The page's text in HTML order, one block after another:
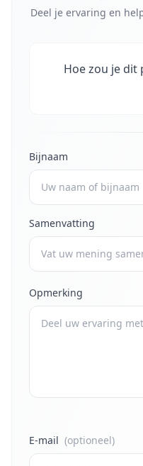
Deel je ervaring en
Hoe zou je dit
Bijnaam
Samenvatting
Opmerking
E-mail (optioneel)